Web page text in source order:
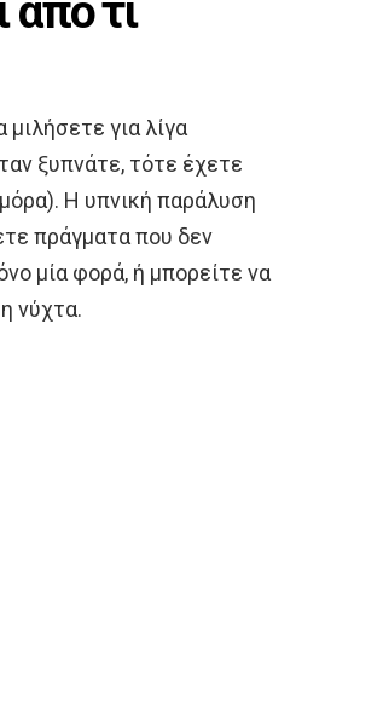
για λίγα
ξυπνάτε, τότε έχετε
Η υπνική παράλυση
πράγματα που δεν
μία φορά, ή μπορείτε να
νύχτα.